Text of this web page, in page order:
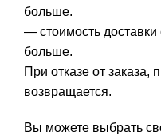
больше.
— стоимость доставки
больше.
При отказе от заказа,
возвращается.
Вы можете выбрать